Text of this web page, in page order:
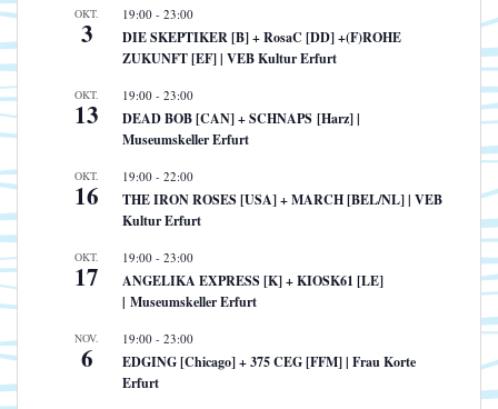
OKT.
3
19:00 - 23:00
DIE SKEPTIKER [B] + RosaC [DD] +(F)ROHE
ZUKUNFT [EF] | VEB Kultur Erfurt
OKT.
13
19:00 - 23:00
DEAD BOB [CAN] + SCHNAPS [Harz] |
Museumskeller Erfurt
OKT.
16
19:00 - 22:00
THE IRON ROSES [USA] + MARCH [BEL/NL] | VEB
Kultur Erfurt
OKT.
17
19:00 - 23:00
ANGELIKA EXPRESS [K] + KIOSK61 [LE]
| Museumskeller Erfurt
NOV.
6
19:00 - 23:00
EDGING [Chicago] + 375 CEG [FFM] | Frau Korte
Erfurt